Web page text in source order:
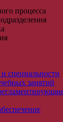
процесса
специальности
занятий